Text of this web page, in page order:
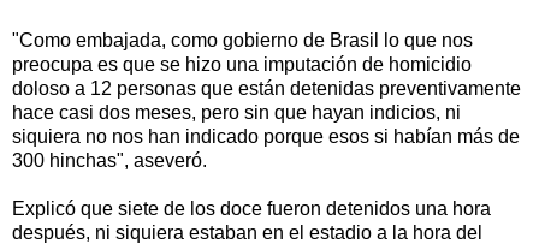
"Como embajada, como gobierno de Brasil lo que nos
preocupa es que se hizo una imputación de homicidio
doloso a 12 personas que están detenidas preventivamente
hace casi dos meses, pero sin que hayan indicios, ni
siquiera no nos han indicado porque esos si habían más de
300 hinchas", aseveró.
Explicó que siete de los doce fueron detenidos una hora
después, ni siquiera estaban en el estadio a la hora del